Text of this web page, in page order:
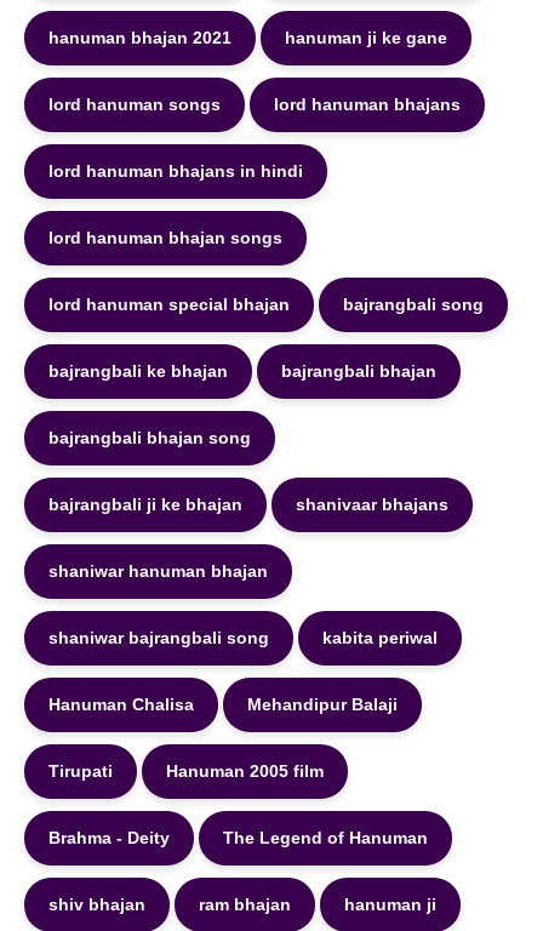
hanuman bhajan 2021 hanuman ji ke gane
lord hanuman songs lord hanuman bhajans
lord hanuman bhajans in hindi
lord hanuman bhajan songs
lord hanuman special bhajan bajrangbali song
bajrangbali ke bhajan bajrangbali bhajan
bajrangbali bhajan song
bajrangbali ji ke bhajan shanivaar bhajans
shaniwar hanuman bhajan
shaniwar bajrangbali song kabita periwal
Hanuman Chalisa Mehandipur Balaji
Tirupati Hanuman 2005 film
Brahma - Deity The Legend of Hanuman
shiv bhajan ram bhajan hanuman ji